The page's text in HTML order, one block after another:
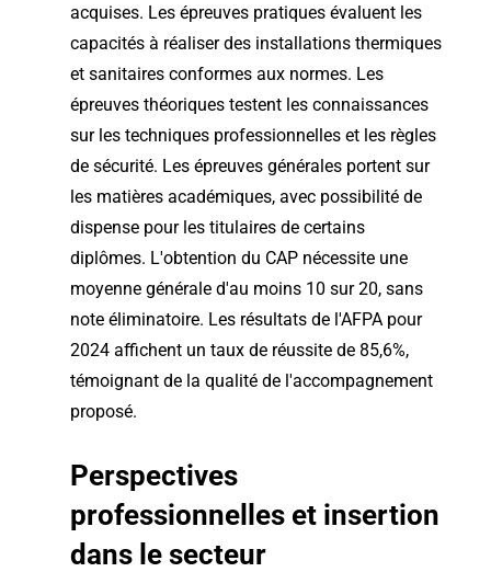
acquises. Les épreuves pratiques évaluent les
capacités à réaliser des installations thermiques
et sanitaires conformes aux normes. Les
épreuves théoriques testent les connaissances
sur les techniques professionnelles et les règles
de sécurité. Les épreuves générales portent sur
les matières académiques, avec possibilité de
dispense pour les titulaires de certains
diplômes. L'obtention du CAP nécessite une
moyenne générale d'au moins 10 sur 20, sans
note éliminatoire. Les résultats de l'AFPA pour
2024 affichent un taux de réussite de 85,6%,
témoignant de la qualité de l'accompagnement
proposé.
Perspectives
professionnelles et insertion
dans le secteur